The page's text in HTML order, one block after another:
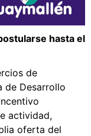
hasta el
de
de Desarrollo
actividad,
oferta del